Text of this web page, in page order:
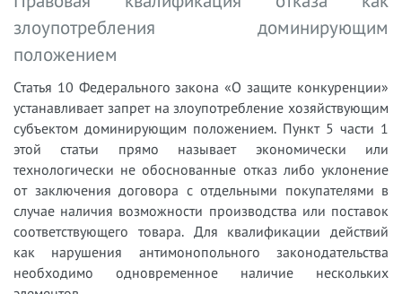
злоупотребления доминирующим
положением
Статья 10 Федерального закона «О защите конкуренции»
устанавливает запрет на злоупотребление хозяйствующим
субъектом доминирующим положением. Пункт 5 части 1
этой статьи прямо называет экономически или
технологически не обоснованные отказ либо уклонение
от заключения договора с отдельными покупателями в
случае наличия возможности производства или поставок
соответствующего товара. Для квалификации действий
как нарушения антимонопольного законодательства
необходимо одновременное наличие нескольких